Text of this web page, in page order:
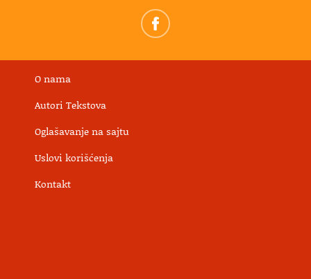
O nama
Autori Tekstova
Oglašavanje na sajtu
Uslovi korišćenja
Kontakt